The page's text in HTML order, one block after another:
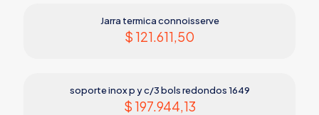
Jarra termica connoisserve
$ 121.611,50
soporte inox p y c/3 bols redondos 1649
$ 197.944,13